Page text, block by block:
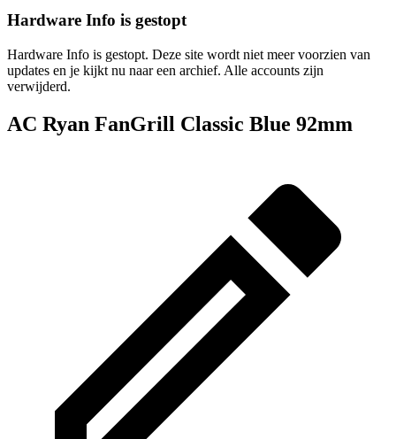
Hardware Info is gestopt
Hardware Info is gestopt. Deze site wordt niet meer voorzien van
updates en je kijkt nu naar een archief. Alle accounts zijn
verwijderd.
AC Ryan FanGrill Classic Blue 92mm